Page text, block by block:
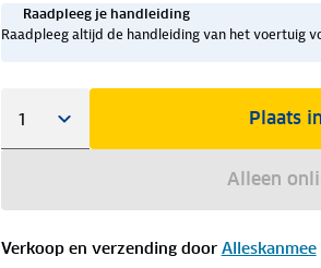
Raadpleeg je handleiding
Raadpleeg altijd de handleiding van het voertuig
Plaats
Alleen
Verkoop en verzending door Alleskanmee